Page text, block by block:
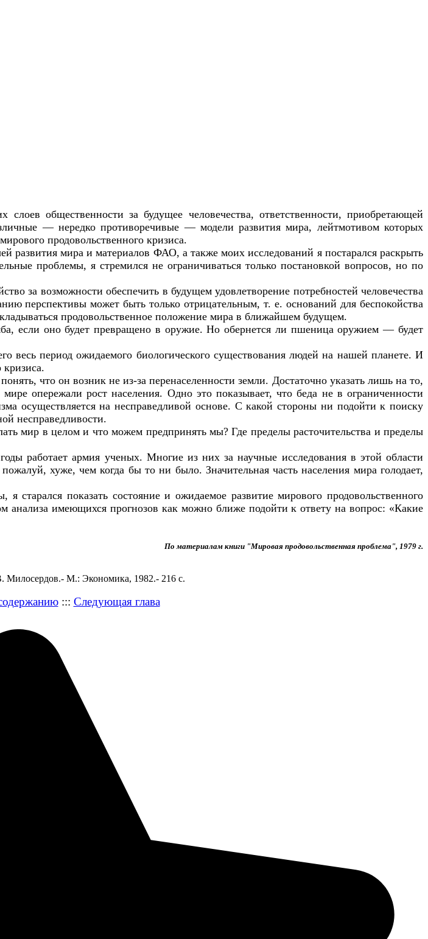
общественности за будущее человечества, ответственности, приобретающей
— нередко противоречивые — модели развития мира, лейтмотивом которых
продовольственного кризиса.
развития мира и материалов ФАО, а также моих исследований я постарался раскрыть
проблемы, я стремился не ограничиваться только постановкой вопросов, но по
за возможности обеспечить в будущем удовлетворение потребностей человечества
перспективы может быть только отрицательным, т. е. оснований для беспокойства
продовольственное положение мира в ближайшем будущем.
если оно будет превращено в оружие. Но обернется ли пшеница оружием — будет
весь период ожидаемого биологического существования людей на нашей планете. И
что он возник не из-за перенаселенности земли. Достаточно указать лишь на то,
опережали рост населения. Одно это показывает, что беда не в ограниченности
осуществляется на несправедливой основе. С какой стороны ни подойти к поиску
несправедливости.
мир в целом и что можем предпринять мы? Где пределы расточительства и пределы
работает армия ученых. Многие из них за научные исследования в этой области
хуже, чем когда бы то ни было. Значительная часть населения мира голодает,
показать состояние и ожидаемое развитие мирового продовольственного
имеющихся прогнозов как можно ближе подойти к ответу на вопрос: «Какие
По материалам книги "Мировая продовольственная проблема", 1979 г.
Милосердов.- М.: Экономика, 1982.- 216 с.
::: Следующая глава